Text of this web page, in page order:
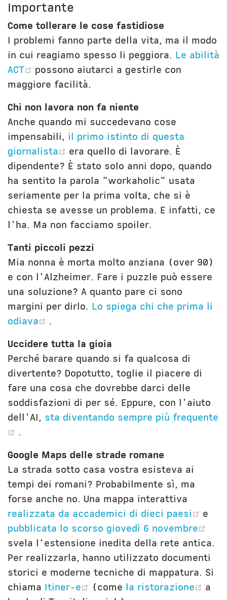
Importante
Come tollerare le cose fastidiose
I problemi fanno parte della vita, ma il modo
in cui reagiamo spesso li peggiora. Le abilità
ACT
(opens new window)
possono aiutarci a gestirle con
maggiore facilità.
Chi non lavora non fa niente
Anche quando mi succedevano cose
impensabili, il primo istinto di questa
giornalista
(opens new window)
era quello di lavorare. È
dipendente? È stato solo anni dopo, quando
ha sentito la parola "workaholic" usata
seriamente per la prima volta, che si è
chiesta se avesse un problema. E infatti, ce
l'ha. Ma non facciamo spoiler.
Tanti piccoli pezzi
Mia nonna è morta molto anziana (over 90)
e con l'Alzheimer. Fare i puzzle può essere
una soluzione? A quanto pare ci sono
margini per dirlo. Lo spiega chi che prima li
odiava
(opens new window)
.
Uccidere tutta la gioia
Perché barare quando si fa qualcosa di
divertente? Dopotutto, toglie il piacere di
fare una cosa che dovrebbe darci delle
soddisfazioni di per sé. Eppure, con l'aiuto
dell'AI, sta diventando sempre più frequente
(opens new window)
.
Google Maps delle strade romane
La strada sotto casa vostra esisteva ai
tempi dei romani? Probabilmente sì, ma
forse anche no. Una mappa interattiva
realizzata da accademici di dieci paesi
e
pubblicata lo scorso giovedì 6 novembre
svela l'estensione inedita della rete antica.
Per realizzarla, hanno utilizzato documenti
storici e moderne tecniche di mappatura. Si
chiama Itiner-e (opens new window)
(come la ristorazione
a